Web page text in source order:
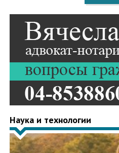
Наука и технологии